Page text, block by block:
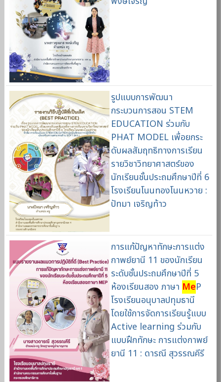
รูปแบบการพัฒนา
กระบวนการสอน STEM
EDUCATION ร่วมกับ
PHAT MODEL เพื่อยกระ
ดับผลสัมฤทธิทางการเรียน
รายวิชาวิทยาศาสตร์ของ
นักเรียนชั้นประถมศึกษาปีที่ 6
โรงเรียนโนนทองโนนหวาย :
ปัทมา เจริญท้าว
การแก้ปัญหาทักษะการแต่ง
กาพย์ยานี 11 ของนักเรียน
ระดับชั้นประถมศึกษาปีที่ 5
ห้องเรียนสอง ภาษา MeP
โรงเรียนอนุบาลปทุมธานี
โดยใช้การจัดการเรียนรู้แบบ
Active learning ร่วมกับ
แบบฝึกทักษะ การแต่งกาพย์
ยานี 11 : ดารณี สุวรรณคีรี